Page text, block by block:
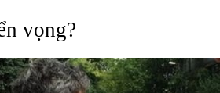
vọng?